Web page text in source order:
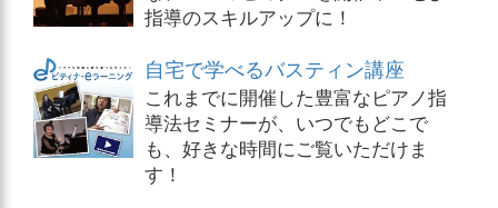
指導のスキルアップに！
自宅で学べるバスティン講座
これまでに開催した豊富なピアノ指
導法セミナーが、いつでもどこで
も、好きな時間にご覧いただけま
す！